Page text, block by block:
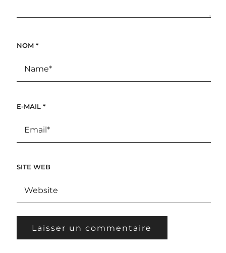
NOM *
E-MAIL *
SITE WEB